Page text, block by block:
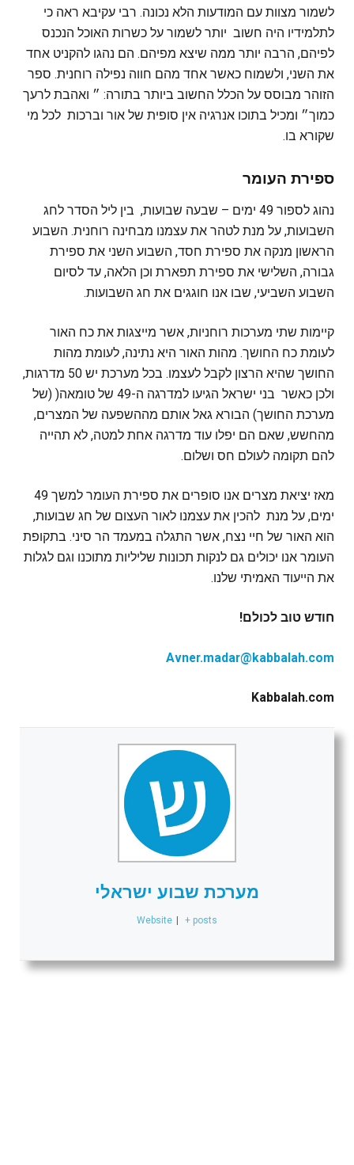
לשמור מצוות עם המודעות הלא נכונה. רבי עקיבא ראה כי
לתלמידיו היה חשוב יותר לשמור על כשרות האוכל הנכנס
לפיהם, הרבה יותר ממה שיצא מפיהם. הם נהגו להקניט אחד
את השני, ולשמוח כאשר אחד מהם חווה נפילה רוחנית. ספר
הזוהר מבוסס על הכלל החשוב ביותר בתורה: ״ ואהבת לרעך
כמוך״ ומכיל בתוכו אנרגיה אין סופית של אור וברכות לכל מי
שקורא בו.
ספירת העומר
נהוג לספור 49 ימים – שבעה שבועות, בין ליל הסדר לחג
השבועות, על מנת לטהר את עצמנו מבחינה רוחנית. השבוע
הראשון מנקה את ספירת חסד, השבוע השני את ספירת
גבורה, השלישי את ספירת תפארת וכן הלאה, עד לסיום
השבוע השביעי, שבו אנו חוגגים את חג השבועות.
קיימות שתי מערכות רוחניות, אשר מייצגות את כח האור
לעומת כח החושך. מהות האור היא נתינה, לעומת מהות
החושך שהיא הרצון לקבל לעצמו. בכל מערכת יש 50 מדרגות,
ולכן כאשר בני ישראל הגיעו למדרגה ה-49 של טומאה( (של
מערכת החושך) הבורא גאל אותם מההשפעה של המצרים,
מהחשש, שאם הם יפלו עוד מדרגה אחת למטה, לא תהייה
להם תקומה לעולם חס ושלום.
מאז יציאת מצרים אנו סופרים את ספירת העומר למשך 49
ימים, על מנת להכין את עצמנו לאור העצום של חג שבועות,
הוא האור של חיי נצח, אשר התגלה במעמד הר סיני. בתקופת
העומר אנו יכולים גם לנקות תכונות שליליות מתוכנו וגם לגלות
את הייעוד האמיתי שלנו.
חודש טוב לכולם!
Avner.madar@kabbalah.com
Kabbalah.com
מערכת שבוע ישראלי
Website + posts